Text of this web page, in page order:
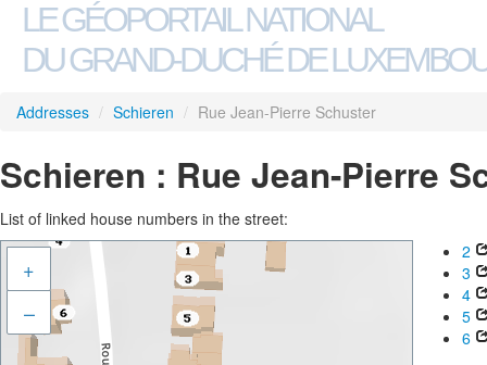
LE GÉOPORTAIL NATIONAL
DU GRAND-DUCHÉ DE
Addresses / Schieren / Rue Jean-Pierre Schuster
Schieren : Rue Jean-Pierre
List of linked house numbers in the street:
+
–
2
3
4
5
6